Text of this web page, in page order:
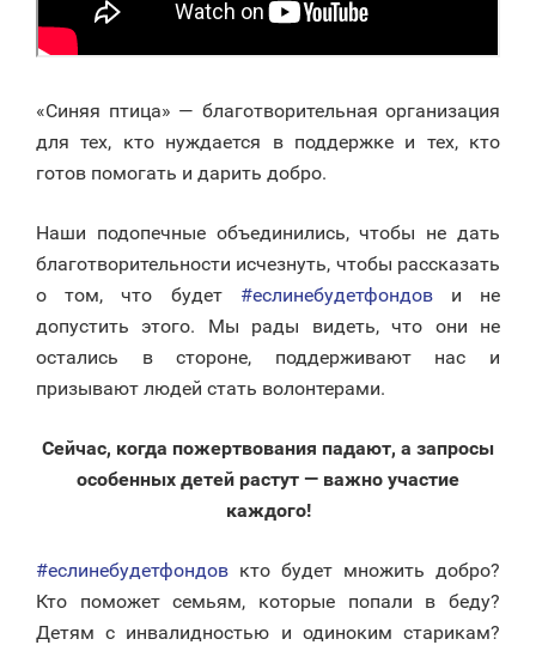
«Синяя птица» — благотворительная организация
для тех, кто нуждается в поддержке и тех, кто
готов помогать и дарить добро.
Наши подопечные объединились, чтобы не дать
благотворительности исчезнуть, чтобы рассказать
о том, что будет #еслинебудетфондови не
допустить этого. Мы рады видеть, что они не
остались в стороне, поддерживают нас и
призывают людей стать волонтерами.
Сейчас, когда пожертвования падают, а запросы
особенных детей растут — важно участие
каждого!
#еслинебудетфондов кто будет множить добро?
Кто поможет семьям, которые попали в беду?
Детям с инвалидностью и одиноким старикам?